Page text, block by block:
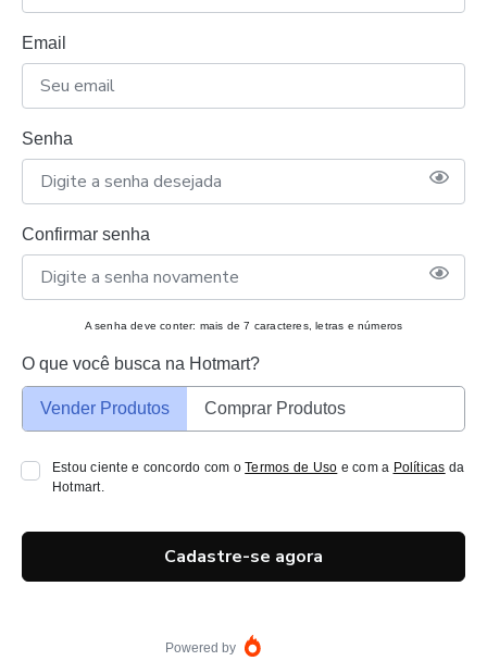
Email
Senha
Confirmar senha
A senha deve conter: mais de 7 caracteres, letras e números
O que você busca na Hotmart?
Vender Produtos Comprar Produtos
Estou ciente e concordo com oTermos de Uso e com a Políticas da
Hotmart.
Cadastre-se agora
Powered by